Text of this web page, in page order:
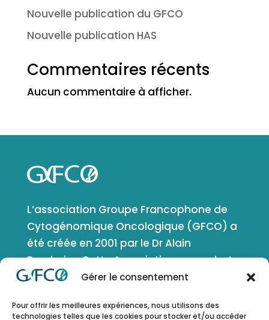
Gérer le consentement
Pour offrir les meilleures expériences, nous utilisons des
technologies telles que les cookies pour stocker et/ou accéder
Nouvelle publication du GFCO
Nouvelle publication HAS
Commentaires récents
Aucun commentaire à afficher.
L’association Groupe Francophone de
Cytogénomique Oncologique (GFCO) a
été créée en 2001 par le Dr Alain
Bernheim. Cette Association a pour but
de favoriser le développement de la
génomique en oncologie et en